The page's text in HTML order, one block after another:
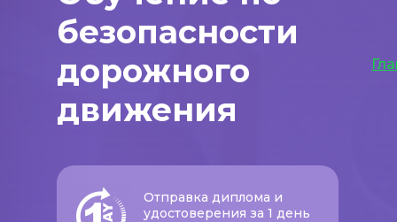
безопасности
дорожного
движения
Отправка диплома и
удостоверения за 1 день